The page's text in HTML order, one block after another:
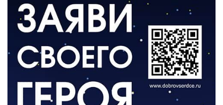
ВЛАСТЬ
День памяти и «Симфония народов»
06.08.2026
Новый настил на экотропе